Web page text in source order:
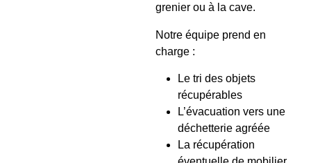
grenier ou à la cave.
Notre équipe prend en
charge :
Le tri des objets
récupérables
L’évacuation vers une
déchetterie agréée
La récupération